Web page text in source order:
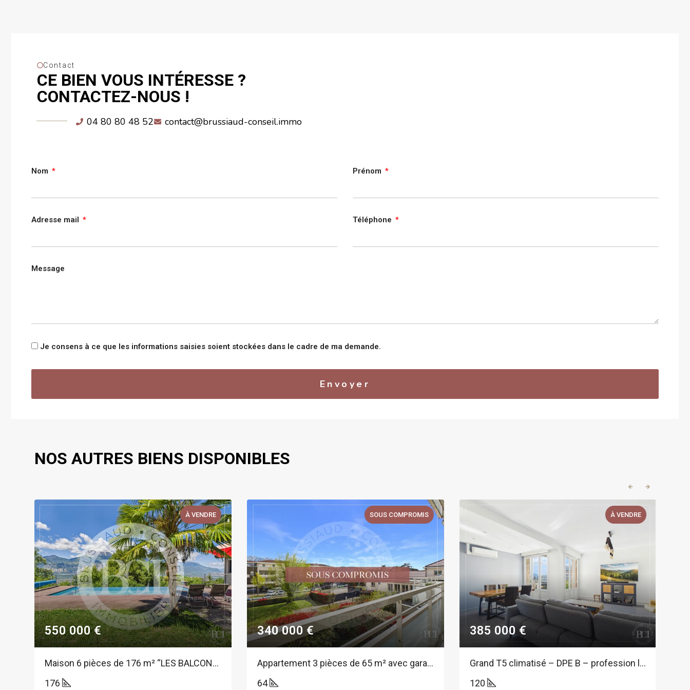
Contact
CE BIEN VOUS INTÉRESSE ?
CONTACTEZ-NOUS !
04 80 80 48 52 contact@brussiaud-conseil.immo
Nom Prénom
Adresse mail Téléphone
Message
Je consens à ce que les informations saisies soient stockées dans le cadre de ma demande.
Envoyer
NOS AUTRES BIENS DISPONIBLES
🡸 🡺
À VENDRE
550 000 €
Maison 6 pièces de 176 m² “LES BALCONS DE BELLEDONNE”
176
SOUS COMPROMIS
340 000 €
Appartement 3 pièces de 65 m² avec garage au centre de Montbonnot
64
À VENDRE
385 000 €
Grand T5 climatisé – DPE B – profession libérale possible – vue Massifs.
120